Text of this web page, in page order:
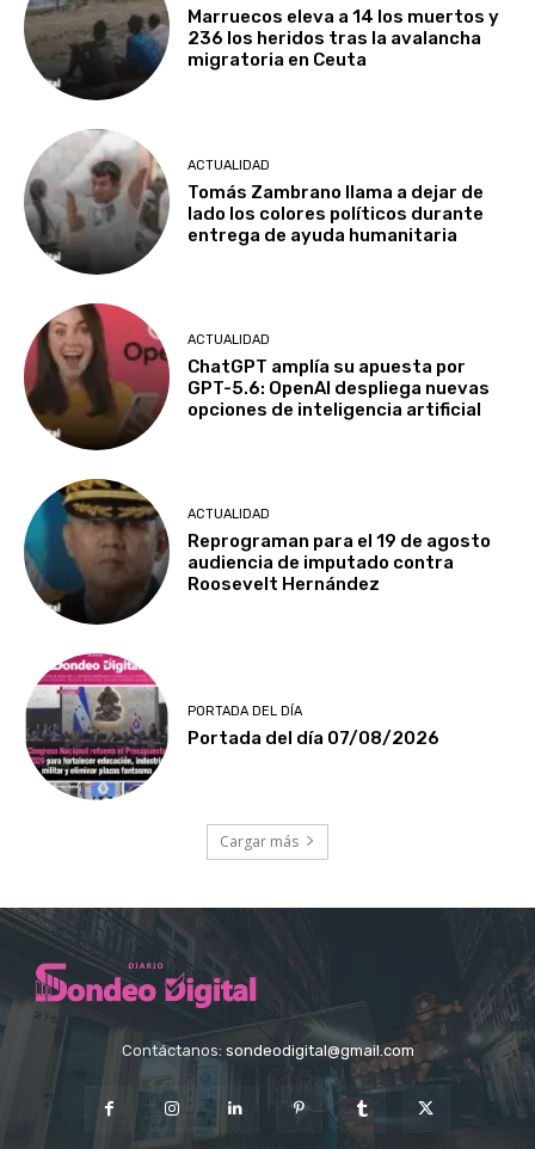
Marruecos eleva a 14 los muertos y
236 los heridos tras la avalancha
migratoria en Ceuta
ACTUALIDAD
Tomás Zambrano llama a dejar de
lado los colores políticos durante
entrega de ayuda humanitaria
ACTUALIDAD
ChatGPT amplía su apuesta por
GPT-5.6: OpenAI despliega nuevas
opciones de inteligencia artificial
ACTUALIDAD
Reprograman para el 19 de agosto
audiencia de imputado contra
Roosevelt Hernández
PORTADA DEL DÍA
Portada del día 07/08/2026
Cargar más
Contáctanos: sondeodigital@gmail.com